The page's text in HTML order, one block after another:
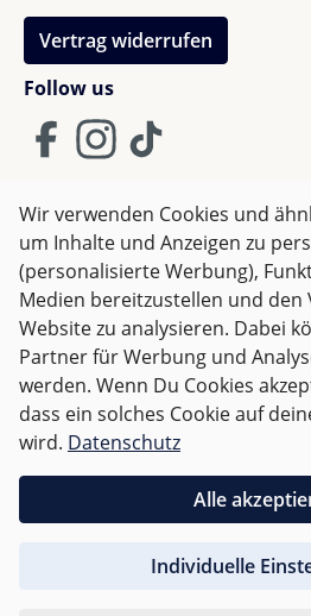
Sehr schön verarbeitet und
Emilia S.
It is useful and hight quality.
many useful things
Shopkunde
Verified buyer
Follow us
Vertrag widerrufen
AGB Impressum
Alle Preise inkl. gesetzl.
und ggf.
Für Deutschland sind
Für andere Länder wird nach
Wir verwenden Cookies und
um Inhalte und Anzeigen zu
(personalisierte Werbung),
Medien bereitzustellen und
Website zu analysieren. Dabei
Partner für Werbung und
werden. Wenn Du Cookies
dass ein solches Cookie auf
wird. Datenschutz
Individuelle
Alle